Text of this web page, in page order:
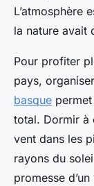
L’atmosphère
la nature avait
Pour profiter
pays,
basque
total. Dormir à
vent dans les
rayons du
promesse